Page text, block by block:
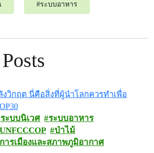
#ระบบอาหาร
ระบบนิเวศ
ระบบอาหาร
UNFCCCOP
ป่าไม้
การเมืองและสภาพภูมิอากาศ